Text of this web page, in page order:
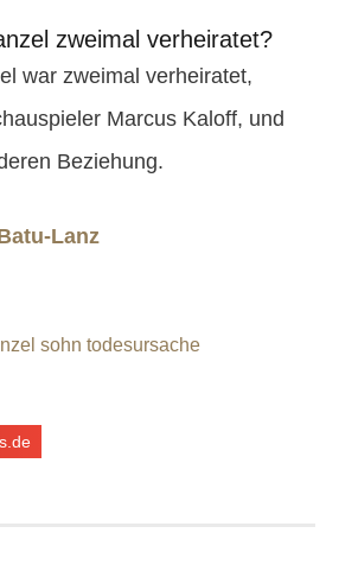
zweimal verheiratet?
war zweimal verheiratet,
Marcus Kaloff, und
Beziehung.
Lanz
sohn todesursache